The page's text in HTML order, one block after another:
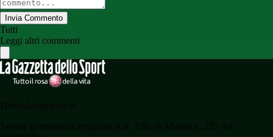
Invia Commento
Tutti
Leggi altri commenti